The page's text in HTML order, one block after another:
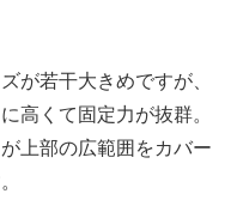
が若干大きめですが、
高くて固定力が抜群。
上部の広範囲をカバー